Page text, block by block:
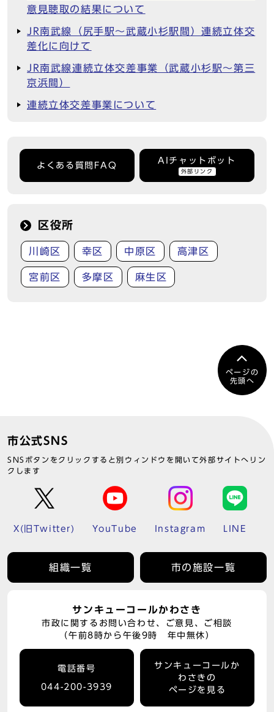
意見聴取の結果について
JR南武線（尻手駅～武蔵小杉駅間）連続立体交
差化に向けて
JR南武線連続立体交差事業（武蔵小杉駅～第三
京浜間）
連続立体交差事業について
よくある質問FAQ
AIチャットボット
外部リンク
区役所
川崎区 幸区 中原区 高津区
宮前区 多摩区 麻生区
ページの
先頭へ
市公式SNS
SNSボタンをクリックすると別ウィンドウを開いて外部サイトへリン
クします
X(旧Twitter) YouTube Instagram LINE
組織一覧 市の施設一覧
サンキューコールかわさき
市政に関するお問い合わせ、ご意見、ご相談
（午前8時から午後9時 年中無休）
電話番号
044-200-3939
サンキューコールか
わさきの
ページを見る